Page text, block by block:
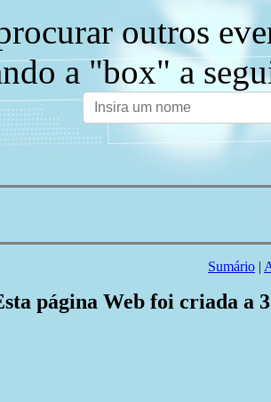
outros
a "box" a
Sumário |
página Web foi criada a